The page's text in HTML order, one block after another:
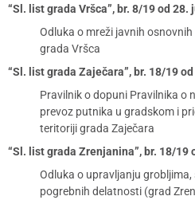
“Sl. list grada Vršca”, br. 8/19 od 28.
Odluka o mreži javnih
grada Vršca
“Sl. list grada Zaječara”, br. 18/19
Pravilnik o dopuni Pravilnika o
prevoz putnika u gradskom i
teritoriji grada Zaječara
“Sl. list grada Zrenjanina”, br. 18/19
Odluka o upravljanju
pogrebnih delatnosti (grad